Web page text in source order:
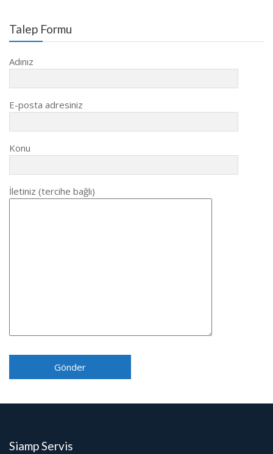
Talep Formu
Adınız
E-posta adresiniz
Konu
İletiniz (tercihe bağlı)
Siamp Servis